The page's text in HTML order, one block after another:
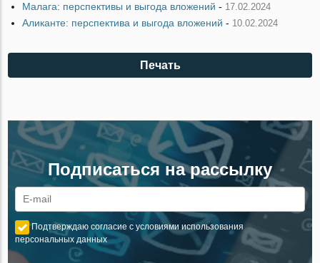
Малага: перспективы и выгода вложений - 17.02.2024
Аликанте: перспектива и выгода вложений - 10.02.2024
Печать
Подписаться на рассылку
Подтверждаю согласие с условиями использования
персональных данных